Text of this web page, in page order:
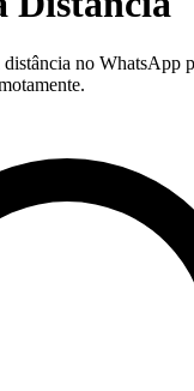
no WhatsApp